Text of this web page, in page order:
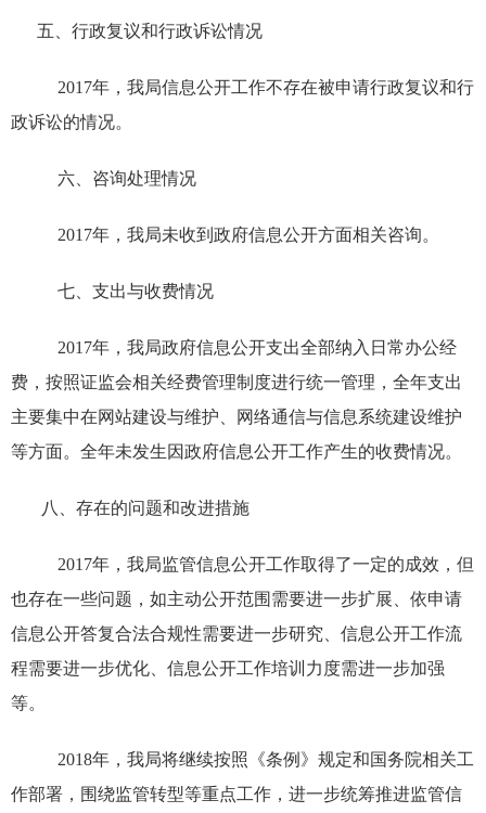
五、行政复议和行政诉讼情况
2017年，我局信息公开工作不存在被申请行政复议和行
政诉讼的情况。
六、咨询处理情况
2017年，我局未收到政府信息公开方面相关咨询。
七、支出与收费情况
2017年，我局政府信息公开支出全部纳入日常办公经
费，按照证监会相关经费管理制度进行统一管理，全年支出
主要集中在网站建设与维护、网络通信与信息系统建设维护
等方面。全年未发生因政府信息公开工作产生的收费情况。
八、存在的问题和改进措施
2017年，我局监管信息公开工作取得了一定的成效，但
也存在一些问题，如主动公开范围需要进一步扩展、依申请
信息公开答复合法合规性需要进一步研究、信息公开工作流
程需要进一步优化、信息公开工作培训力度需进一步加强
等。
2018年，我局将继续按照《条例》规定和国务院相关工
作部署，围绕监管转型等重点工作，进一步统筹推进监管信